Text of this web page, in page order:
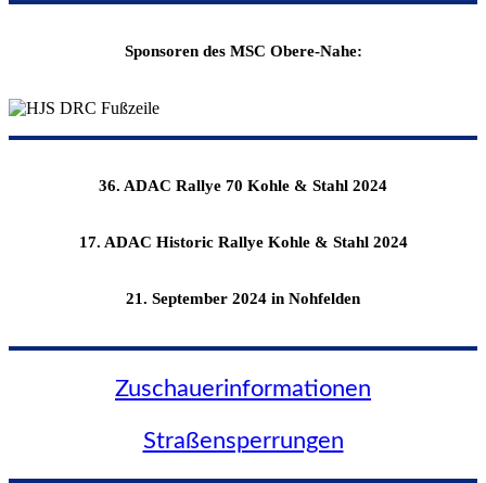
Sponsoren des MSC Obere-Nahe:
36. ADAC Rallye 70 Kohle & Stahl 2024
17. ADAC Historic Rallye Kohle & Stahl 2024
21. September 2024 in Nohfelden
Zuschauerinformationen
Straßensperrungen